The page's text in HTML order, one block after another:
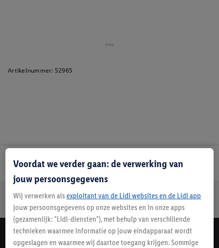
Artikelnummer: 52965
Lidl Nieuwsbrief
Jouw voordelen bij ons als Lidl webshop klant
Gratis retourneren Veilig winkelen 30 dagen bedenktijd
Lidl Nieuwsbrief
Voordat we verder gaan: de verwerking van
jouw persoonsgegevens
Wij verwerken als exploitant van de Lidl websites en de Lidl app
jouw persoonsgegevens op onze websites en in onze apps
(gezamenlijk: "Lidl-diensten"), met behulp van verschillende
technieken waarmee informatie op jouw eindapparaat wordt
opgeslagen en waarmee wij daartoe toegang krijgen. Sommige